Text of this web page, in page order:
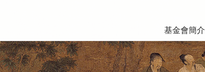
基金會簡介